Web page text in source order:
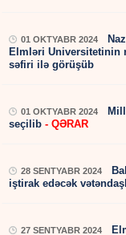
01 OKTYABR 2024
Elmləri Universitetinin
səfiri ilə görüşüb
01 OKTYABR 2024
seçilib- QƏRAR
28 SENTYABR 2024
iştirak edəcək
27 SENTYABR 2024